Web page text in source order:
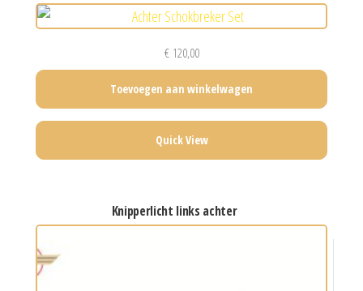
€120,00
Toevoegen aan winkelwagen
Quick View
knipperlicht links achter